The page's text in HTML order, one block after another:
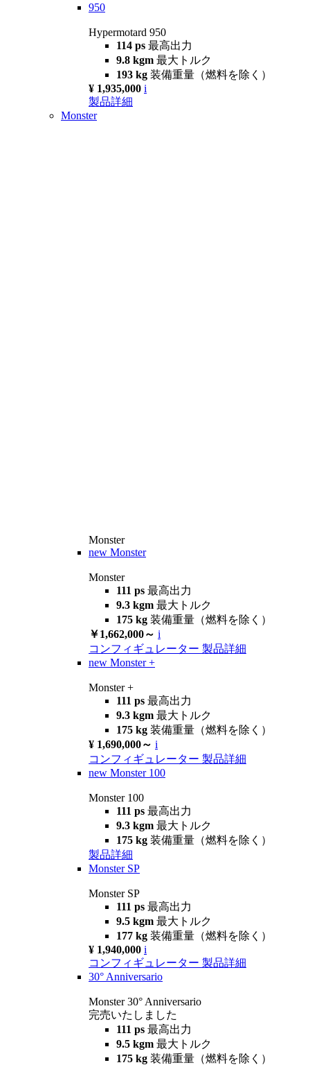
950
Hypermotard 950
114 ps 最高出力
9.8 kgm 最大トルク
193 kg 装備重量（燃料を除く）
¥ 1,935,000 i
製品詳細
Monster
Monster
new Monster
Monster
111 ps 最高出力
9.3 kgm 最大トルク
175 kg 装備重量（燃料を除く）
￥1,662,000～ i
コンフィギュレーター 製品詳細
new Monster +
Monster +
111 ps 最高出力
9.3 kgm 最大トルク
175 kg 装備重量（燃料を除く）
¥ 1,690,000～ i
コンフィギュレーター 製品詳細
new Monster 100
Monster 100
111 ps 最高出力
9.3 kgm 最大トルク
175 kg 装備重量（燃料を除く）
製品詳細
Monster SP
Monster SP
111 ps 最高出力
9.5 kgm 最大トルク
177 kg 装備重量（燃料を除く）
¥ 1,940,000 i
コンフィギュレーター 製品詳細
30° Anniversario
Monster 30° Anniversario
完売いたしました
111 ps 最高出力
9.5 kgm 最大トルク
175 kg 装備重量（燃料を除く）